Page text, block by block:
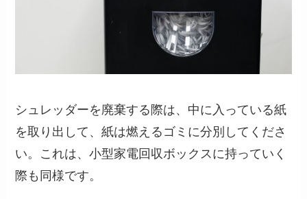
シュレッダーを廃棄する際は、中に入っている紙
を取り出して、紙は燃えるゴミに分別してくださ
い。これは、小型家電回収ボックスに持っていく
際も同様です。